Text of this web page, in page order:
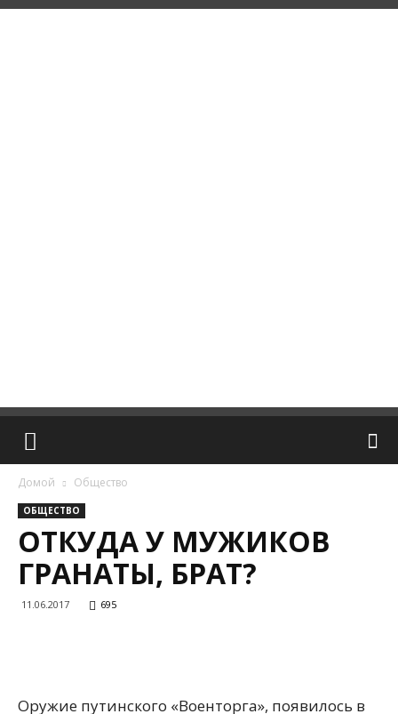
Домой Общество
ОБЩЕСТВО
ОТКУДА У МУЖИКОВ
ГРАНАТЫ, БРАТ?
11.06.2017 695
Оружие путинского «Военторга», появилось в